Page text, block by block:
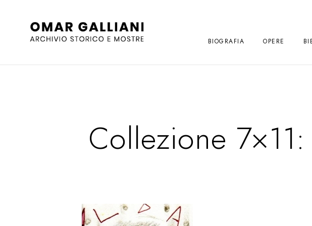
BIOGRAFIA OPERE
Collezione